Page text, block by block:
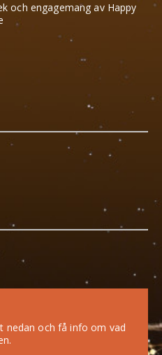
och engagemang av Happy
nedan och få info om vad